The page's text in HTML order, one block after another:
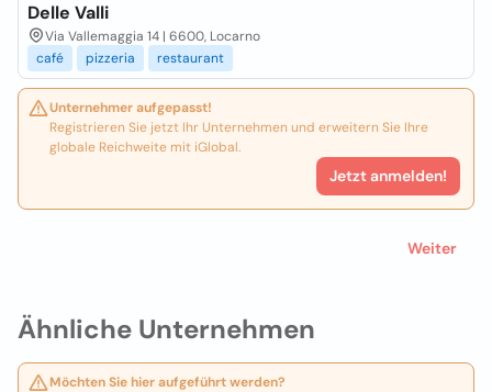
Ähnliche Unternehmen
Möchten Sie hier aufgeführt werden?
Delle Valli
Via Vallemaggia 14 | 6600, Locarno
café
pizzeria restaurant
Unternehmer aufgepasst!
Registrieren Sie jetzt Ihr Unternehmen und erweitern Sie Ihre
globale Reichweite mit iGlobal.
Jetzt anmelden!
Weiter